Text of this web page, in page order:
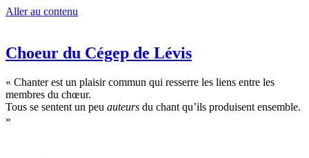
Aller au contenu
Choeur du Cégep de Lévis
« Chanter est un plaisir commun qui resserre les liens entre les
membres du chœur.
Tous se sentent un peu auteurs du chant qu’ils produisent ensemble.
»